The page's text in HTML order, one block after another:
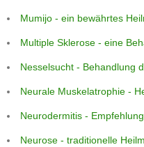
Mumijo - ein bewährtes
Multiple Sklerose - eine
Nesselsucht - Behandlung
Neurale Muskelatrophie -
Neurodermitis -
Neurose - traditionelle